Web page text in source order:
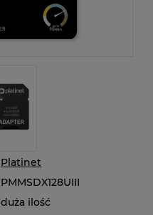
Platinet
PMMSDX128UIII
duża ilość